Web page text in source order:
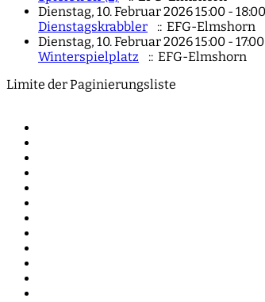
Dienstag, 10. Februar 2026 15:00 - 18:00
Dienstagskrabbler
:: EFG-Elmshorn
Dienstag, 10. Februar 2026 15:00 - 17:00
Winterspielplatz
:: EFG-Elmshorn
Limite der Paginierungsliste